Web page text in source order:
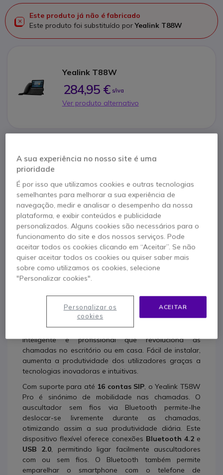
Este produto já não é fabricado
Este produto foi substituído porYealink T88W
Yealink T88W
284,95 € s/iva
Ver produto alternativo
Contacte os nossos peritos -Linha gratuita
800 780 300
Descrição produto
Yealink T58W Pro:
Comunicações telefónicas
com mobilidade
Leve as suas colaborações telefónicas a um novo
patamar. O novoYealink T58W Pro
inteligente e profissional que revoluciona as
chamadas no escritório ou em casa. Fácil de instalar,
aumenta a produtividade dos utilizadores graças a
tecnologias inovadoras e intuitivas.
Com suporte para até 16 contas SIP, o Yealink T58W
Pro é sinónimo de mobilidade nas chamadas. O
auscultador sem fios via Bluetooth permite-lhe
deslocar-se livremente durante as chamadas,
otimizando assim a sua produtividade diária. Este
dispositivo flexível oferece conexões Bluetooth 4.2e
USB 2.0, permitindo ligar facilmente auscultadores
com ou sem fios. O Bluetooth também permite
emparelhar o smartphone com o telefone de
A sua experiência no nosso site é uma
prioridade
É por isso que utilizamos cookies e outras tecnologias
semelhantes para melhorar a sua experiência de
navegação, medir e analisar o desempenho da nossa
plataforma, e exibir conteúdos e publicidade
personalizados. Alguns cookies são necessários para o
funcionamento do site e dos nossos serviços. Pode
aceitar todos os cookies clicando em “Aceitar”. Se não
quiser aceitar todos os cookies ou quiser saber mais
sobre como utilizamos os cookies, selecione
"Personalizar cookies".
ACEITAR
Personalizar os
cookies